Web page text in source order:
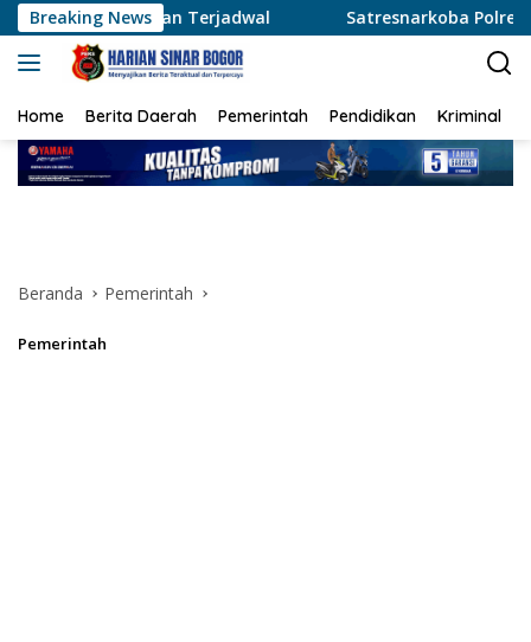
Langsung
ke
konten
Breaking News
Terjadwal Satresnarkoba Polres Metro Tangerang
Home Berita Daerah Pemerintah Pendidikan Kriminal
Beranda Pemerintah
Pemerintah